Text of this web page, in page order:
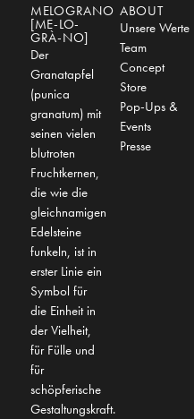
MELOGRANO
[ME-LO-
GRÀ-NO]
Der
Granatapfel
(punica
granatum) mit
seinen vielen
blutroten
Fruchtkernen,
die wie die
gleichnamigen
Edelsteine
funkeln, ist in
erster Linie ein
Symbol für
die Einheit in
der Vielheit,
für Fülle und
für
schöpferische
Gestaltungskraft.
ABOUT
Unsere Werte
Team
Concept
Store
Pop-Ups &
Events
Presse